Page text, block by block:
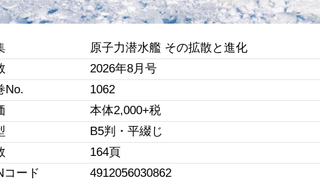
原子力潜水艦 その拡散と進化
2026年8月号
No.
1062
本体2,000+税
B5判・平綴じ
164頁
コード
4912056030862